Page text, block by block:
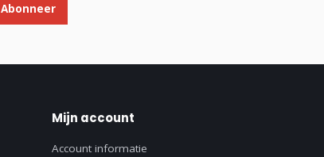
Abonneer
Mijn account
Account informatie